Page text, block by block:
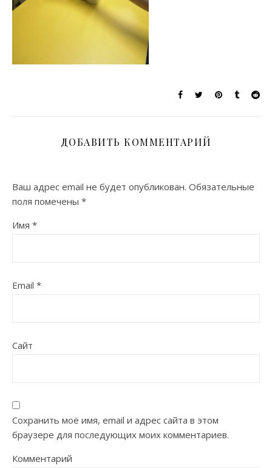
ДОБАВИТЬ КОММЕНТАРИЙ
Ваш адрес email не будет опубликован. Обязательные
поля помечены *
Имя *
Email *
Сайт
Сохранить моё имя, email и адрес сайта в этом
браузере для последующих моих комментариев.
Комментарий